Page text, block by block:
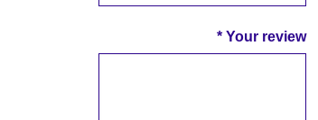
Your review
*